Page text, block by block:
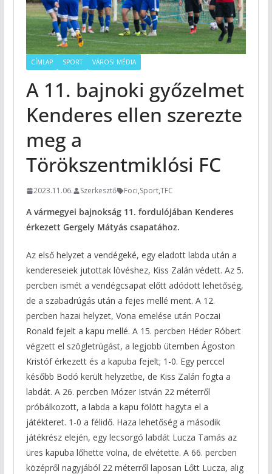
CÍMLAP SPORT VÁROSI MÉDIA
A 11. bajnoki győzelmet
Kenderes ellen szerezte
meg a
Törökszentmiklósi FC
2023.11.06. Szerkesztő Foci,Sport,TFC
A vármegyei bajnokság 11. fordulójában Kenderes
érkezett Gergely Mátyás csapatához.
Az első helyzet a vendégeké, egy eladott labda után a
kendereseiek jutottak lövéshez, Kiss Zalán védett. Az 5.
percben ismét a vendégcsapat előtt adódott lehetőség,
de a szabadrúgás után a fejes mellé ment. A 12.
percben hazai helyzet, Vona emelése után Poczai
Ronald fejelt a kapu mellé. A 15. percben Héder Róbert
végzett el szögletrúgást, a legjobb ütemben Ágoston
Kristóf érkezett és a kapuba fejelt; 1-0. Egy perccel
később Bodó került helyzetbe, de Kiss Zalán fogta a
labdát. A 26. percben Mózer István 22 méterről
próbálkozott, a labda a kapu fölött hagyta el a
játékteret. 1-0 a félidő. Haza lehetőség a második
játékrész elején, egy lecsorgó labdát Lucza Tamás az
üres kapuba lőhette volna, de elvétette. A 66. percben
középről nagyjából 22 méterről laposan Lőtt Lucza, alig